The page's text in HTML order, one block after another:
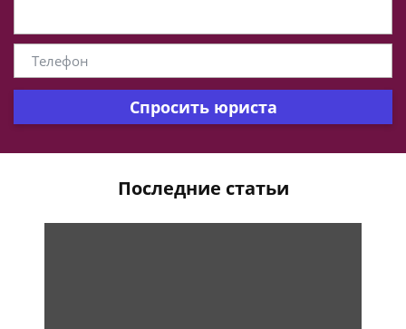
Спросить юриста
Последние статьи